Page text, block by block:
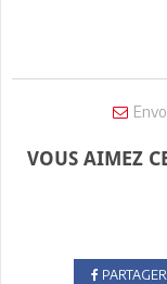
VOUS AIMEZ
PARTAGER